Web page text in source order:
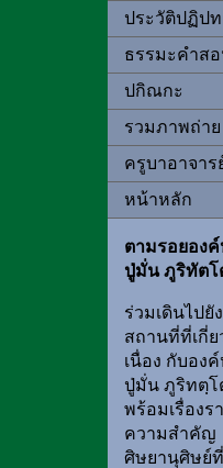
ประวัติปฏิป
ธรรมะคำส
ปกิณกะ
รวมภาพถ่าย
ครูบาอาจาร
หน้าหลัก
ตามรอยอง
ปู่มั่น ภูริทัตโ
ร่วมเดินไปยัง
สถานที่ที่เกี่ย
เนื่อง กับอง
ปู่มั่น ภูริทตฺโ
พร้อมเรื่องร
ความสำคัญ
ศิษยานุศิษย์ที่